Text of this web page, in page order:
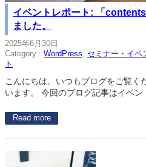
イベントレポート: 「
ました。
2025年6月30日
Category : WordPress セミナー・イベ
ト
こんにちは。いつもブログをご覧く
います。 今回のブログ記事はイベ
Read more